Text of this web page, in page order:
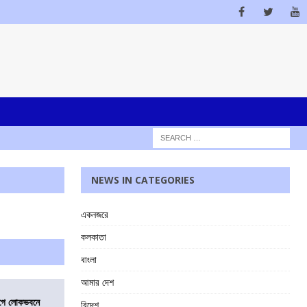
লোকভবনে
NEWS IN CATEGORIES
একনজরে
কলকাতা
বাংলা
আমার দেশ